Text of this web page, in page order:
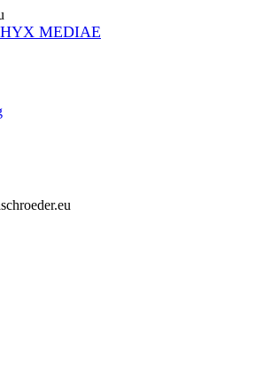
MEDIAE